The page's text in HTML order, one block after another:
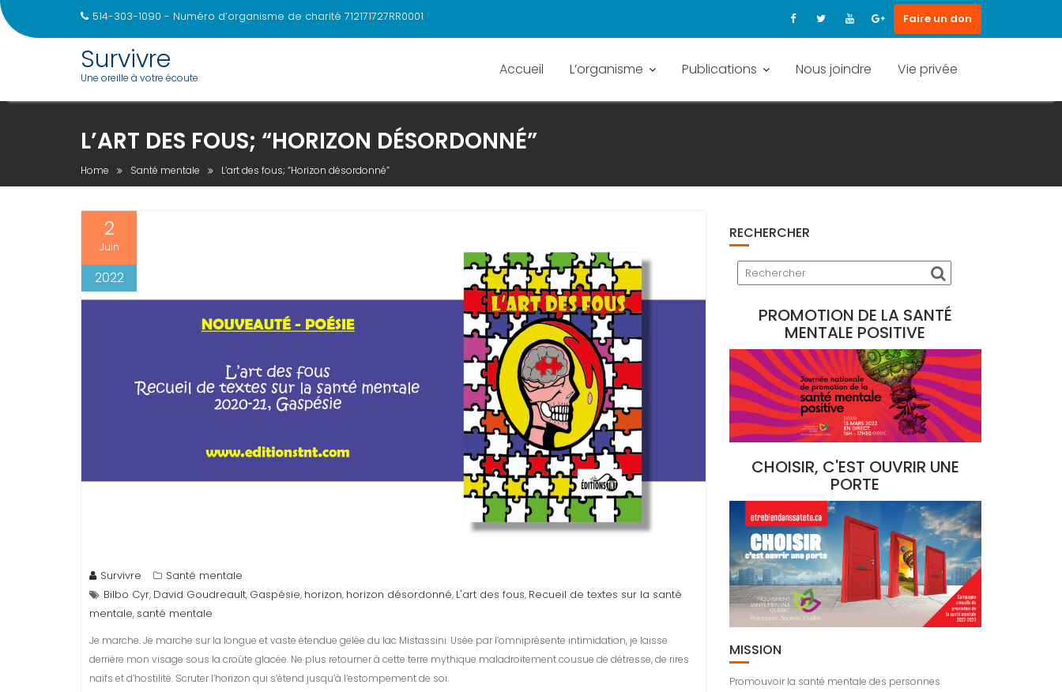
514-303-1090 - Numéro d’organisme de charité 712171727RR0001 Faire un don
Survivre
Une oreille à votre écoute Accueil L’organisme Publications Nous joindre Vie privée
L’ART DES FOUS; “HORIZON DÉSORDONNÉ”
Home Santé mentale L’art des fous; “Horizon désordonné”
2
Juin
2022
Survivre
Santé mentale
Bilbo Cyr, David Goudreault, Gaspésie, horizon, horizon désordonné, L'art des fous, Recueil de textes sur la santé
mentale, santé mentale
Je marche. Je marche sur la longue et vaste étendue gelée du lac Mistassini. Usée par l’omniprésente intimidation, je laisse
derrière mon visage sous la croûte glacée. Ne plus retourner à cette terre mythique maladroitement cousue de détresse, de rires
naïfs et d’hostilité. Scruter l’horizon qui s’étend jusqu’à l’estompement de soi.
RECHERCHER
PROMOTION DE LA SANTÉ
MENTALE POSITIVE
CHOISIR, C'EST OUVRIR UNE
PORTE
MISSION
Promouvoir la santé mentale des personnes